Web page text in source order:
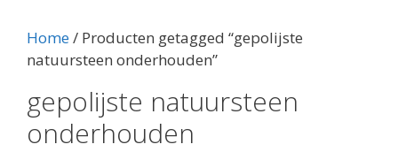
Home/ Producten getagged “gepolijste
natuursteen onderhouden”
gepolijste natuursteen
onderhouden